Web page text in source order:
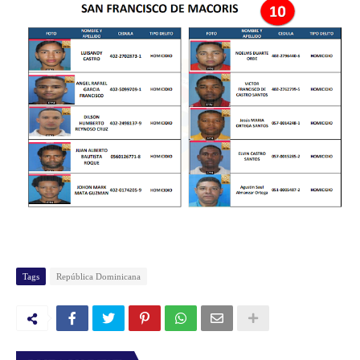
Tags República Dominicana